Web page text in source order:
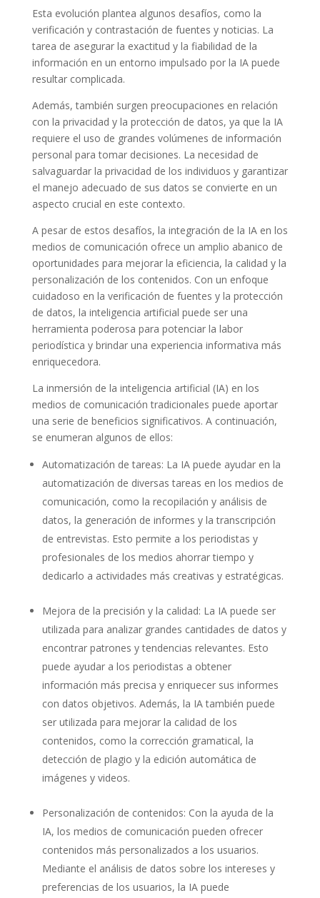
Esta evolución plantea algunos desafíos, como la
verificación y contrastación de fuentes y noticias. La
tarea de asegurar la exactitud y la fiabilidad de la
información en un entorno impulsado por la IA puede
resultar complicada.
Además, también surgen preocupaciones en relación
con la privacidad y la protección de datos, ya que la IA
requiere el uso de grandes volúmenes de información
personal para tomar decisiones. La necesidad de
salvaguardar la privacidad de los individuos y garantizar
el manejo adecuado de sus datos se convierte en un
aspecto crucial en este contexto.
A pesar de estos desafíos, la integración de la IA en los
medios de comunicación ofrece un amplio abanico de
oportunidades para mejorar la eficiencia, la calidad y la
personalización de los contenidos. Con un enfoque
cuidadoso en la verificación de fuentes y la protección
de datos, la inteligencia artificial puede ser una
herramienta poderosa para potenciar la labor
periodística y brindar una experiencia informativa más
enriquecedora.
La inmersión de la inteligencia artificial (IA) en los
medios de comunicación tradicionales puede aportar
una serie de beneficios significativos. A continuación,
se enumeran algunos de ellos:
Automatización de tareas: La IA puede ayudar en la
automatización de diversas tareas en los medios de
comunicación, como la recopilación y análisis de
datos, la generación de informes y la transcripción
de entrevistas. Esto permite a los periodistas y
profesionales de los medios ahorrar tiempo y
dedicarlo a actividades más creativas y estratégicas.
Mejora de la precisión y la calidad: La IA puede ser
utilizada para analizar grandes cantidades de datos y
encontrar patrones y tendencias relevantes. Esto
puede ayudar a los periodistas a obtener
información más precisa y enriquecer sus informes
con datos objetivos. Además, la IA también puede
ser utilizada para mejorar la calidad de los
contenidos, como la corrección gramatical, la
detección de plagio y la edición automática de
imágenes y videos.
Personalización de contenidos: Con la ayuda de la
IA, los medios de comunicación pueden ofrecer
contenidos más personalizados a los usuarios.
Mediante el análisis de datos sobre los intereses y
preferencias de los usuarios, la IA puede